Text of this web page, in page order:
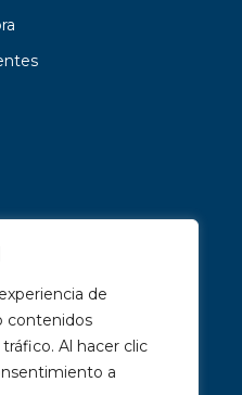
de
contenidos
Al hacer clic
a